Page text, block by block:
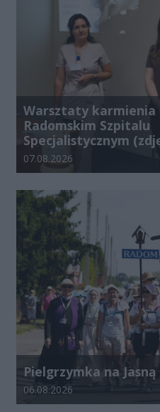
Warsztaty karmienia
Radomskim Szpitalu
Specjalistycznym
Data dodania galerii:
07.08.2026
Pielgrzymka na
Data dodania galerii:
06.08.2026